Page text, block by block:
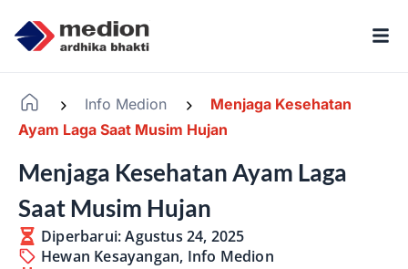
Info Medion
Menjaga Kesehatan
Ayam Laga Saat Musim Hujan
Menjaga Kesehatan Ayam Laga
Saat Musim Hujan
Diperbarui: Agustus 24, 2025
Hewan Kesayangan, Info Medion